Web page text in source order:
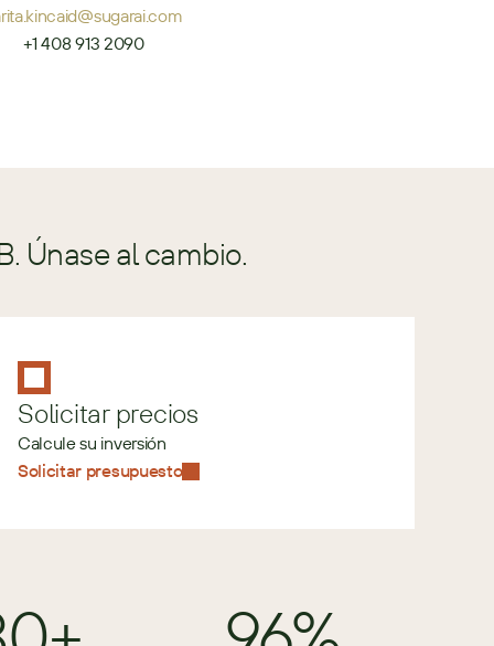
+1 408 913 2090
Únase al cambio.
Solicitar precios
Calcule su inversión
Solicitar presupuesto